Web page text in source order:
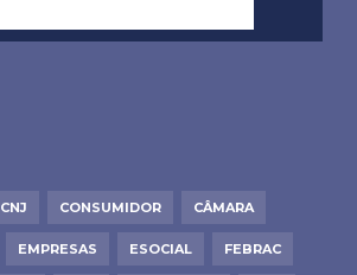
CNJ CONSUMIDOR CÂMARA
EMPRESAS ESOCIAL FEBRAC